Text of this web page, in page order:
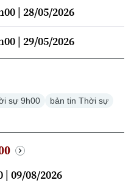
| 28/05/2026
| 29/05/2026
sự 9h00
bản tin Thời sự
09/08/2026